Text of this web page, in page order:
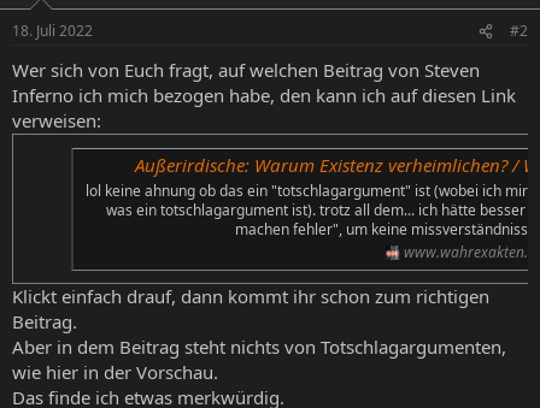
18. Juli 2022 #2
Wer sich von Euch fragt, auf welchen Beitrag von Steven
Inferno ich mich bezogen habe, den kann ich auf diesen Link
verweisen:
Außerirdische: Warum Existenz verheimlichen? /
lol keine ahnung ob das ein "totschlagargument" ist (wobei ich mir
was ein totschlagargument ist). trotz all dem... ich hätte besser
machen fehler", um keine missverständnisse
www.wahrexakten.at
Klickt einfach drauf, dann kommt ihr schon zum richtigen
Beitrag.
Aber in dem Beitrag steht nichts von Totschlagargumenten,
wie hier in der Vorschau.
Das finde ich etwas merkwürdig.